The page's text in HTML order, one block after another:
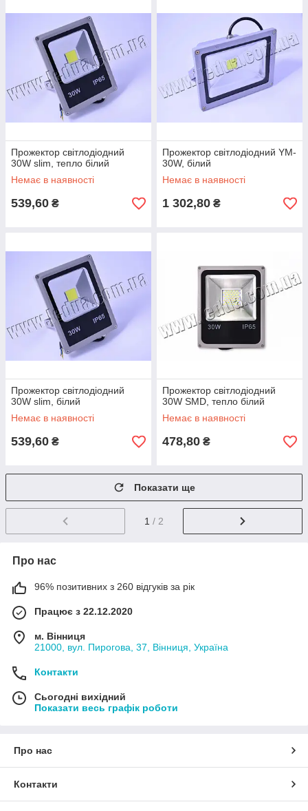
Прожектор світлодіодний
30W slim, тепло білий
Немає в наявності
539,60 ₴
Прожектор світлодіодний YM-
30W, білий
Немає в наявності
1 302,80 ₴
Прожектор світлодіодний
30W slim, білий
Немає в наявності
539,60 ₴
Прожектор світлодіодний
30W SMD, тепло білий
Немає в наявності
478,80 ₴
Показати ще
1 / 2
Про нас
96% позитивних з 260 відгуків за рік
Працює з 22.12.2020
м. Вінниця
21000, вул. Пирогова, 37, Вінниця, Україна
Контакти
Сьогодні вихідний
Показати весь графік роботи
Про нас
Контакти